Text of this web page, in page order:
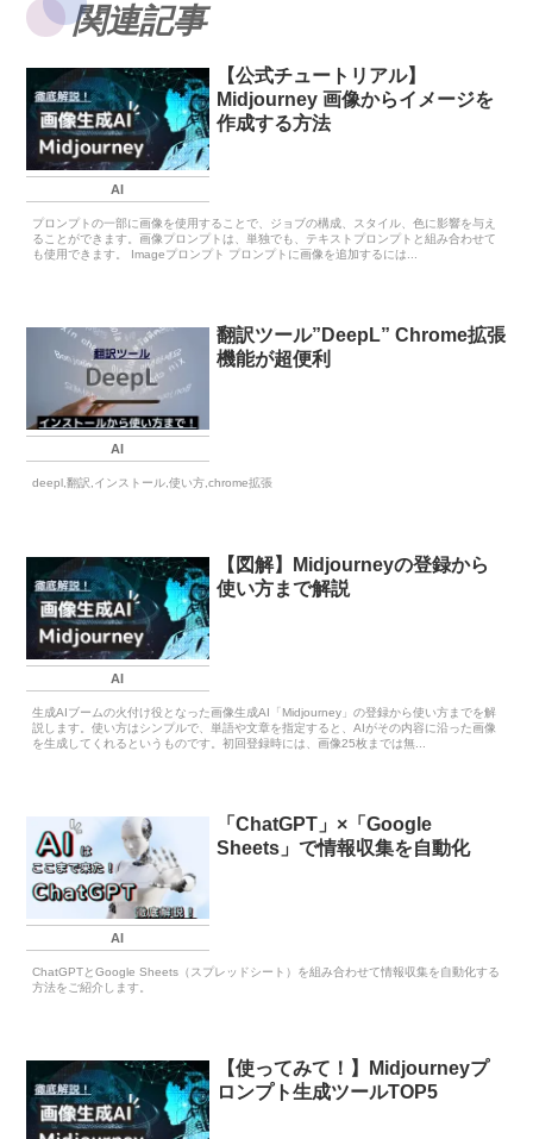
関連記事
AI
【公式チュートリアル】
Midjourney 画像からイメージを
作成する方法
プロンプトの一部に画像を使用することで、ジョブの構成、スタイル、色に影響を与え
ることができます。画像プロンプトは、単独でも、テキストプロンプトと組み合わせて
も使用できます。 Imageプロンプト プロンプトに画像を追加するには...
AI
翻訳ツール”DeepL” Chrome拡張
機能が超便利
deepl,翻訳,インストール,使い方,chrome拡張
AI
【図解】Midjourneyの登録から
使い方まで解説
生成AIブームの火付け役となった画像生成AI「Midjourney」の登録から使い方までを解
説します。使い方はシンプルで、単語や文章を指定すると、AIがその内容に沿った画像
を生成してくれるというものです。初回登録時には、画像25枚までは無...
AI
「ChatGPT」×「Google
Sheets」で情報収集を自動化
ChatGPTとGoogle Sheets（スプレッドシート）を組み合わせて情報収集を自動化する
方法をご紹介します。
【使ってみて！】Midjourneyプ
ロンプト生成ツールTOP5